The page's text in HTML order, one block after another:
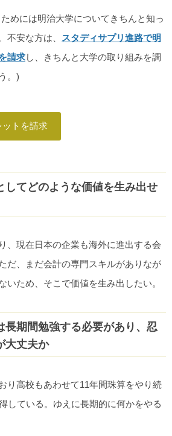
めには明治大学についてきちんと知っ
不安な方は、 スタディサプリ進路で明
請求し、きちんと大学の取り組みを調
。)
ットを請求
てどのような価値を生み出せ
、現在日本の企業も海外に進出する会
だ、まだ会計の専門スキルがありなが
いため、そこで価値を生み出したい。
期間勉強する必要があり、忍
大丈夫か
り高校もあわせて11年間珠算をやり続
している。ゆえに長期的に何かをやる